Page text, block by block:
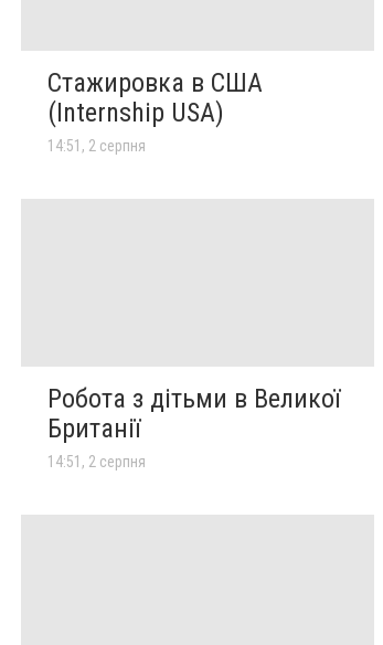
Стажировка в США
(Internship USA)
14:51, 2 серпня
Робота з дітьми в Великої
Британії
14:51, 2 серпня